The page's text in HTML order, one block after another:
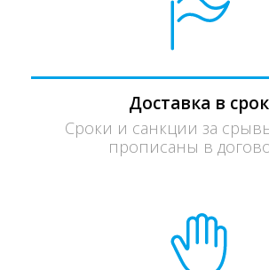
Доставка в срок
Сроки и санкции за
прописаны в